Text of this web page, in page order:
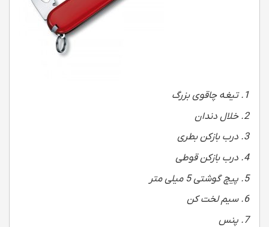
تیغه چاقوی بزرگ
خلال دندان
درب بازکن بطری
درب بازکن قوطی
پیچ گوشتی 5 میلی متر
سیم لخت کن
پنس